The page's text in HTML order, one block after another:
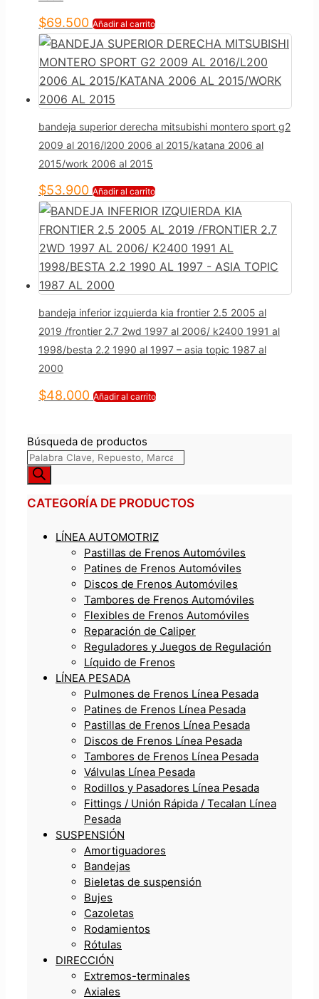
$69.500 Añadir al carrito
bandeja superior derecha mitsubishi montero sport g2
2009 al 2016/l200 2006 al 2015/katana 2006 al
2015/work 2006 al 2015
$53.900 Añadir al carrito
bandeja inferior izquierda kia frontier 2.5 2005 al
2019 /frontier 2.7 2wd 1997 al 2006/ k2400 1991 al
1998/besta 2.2 1990 al 1997 – asia topic 1987 al
2000
$48.000 Añadir al carrito
Búsqueda de productos
CATEGORÍA DE PRODUCTOS
LÍNEA AUTOMOTRIZ
Pastillas de Frenos Automóviles
Patines de Frenos Automóviles
Discos de Frenos Automóviles
Tambores de Frenos Automóviles
Flexibles de Frenos Automóviles
Reparación de Caliper
Reguladores y Juegos de Regulación
Líquido de Frenos
LÍNEA PESADA
Pulmones de Frenos Línea Pesada
Patines de Frenos Línea Pesada
Pastillas de Frenos Línea Pesada
Discos de Frenos Línea Pesada
Tambores de Frenos Línea Pesada
Válvulas Línea Pesada
Rodillos y Pasadores Línea Pesada
Fittings / Unión Rápida / Tecalan Línea
Pesada
SUSPENSIÓN
Amortiguadores
Bandejas
Bieletas de suspensión
Bujes
Cazoletas
Rodamientos
Rótulas
DIRECCIÓN
Extremos-terminales
Axiales